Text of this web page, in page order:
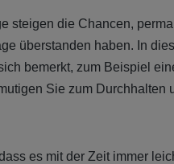
steigen die Chancen,
überstanden haben. In
bemerkt, zum Beispiel
Sie zum
es mit der Zeit immer